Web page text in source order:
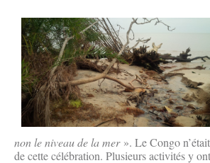
non le niveau de la mer». Le Congo
de cette célébration. Plusieurs activités y